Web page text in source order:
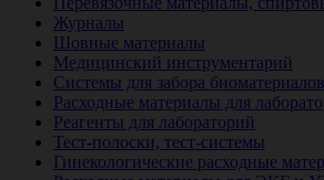
Журналы
Шовные материалы
Медицинский инструментарий
Системы для забора биоматериалов
Расходные материалы для
Реагенты для лабораторий
Тест-полоски, тест-системы
Гинекологические расходные